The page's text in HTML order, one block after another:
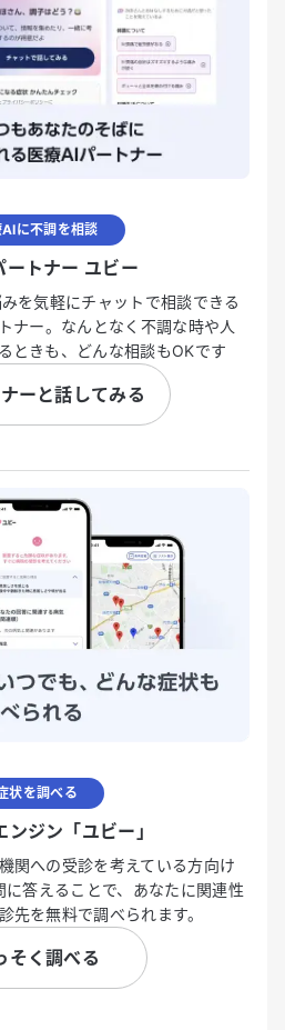
に不調を相談
ートナー ユビー
を気軽にチャットで相談できる
ナー。なんとなく不調な時や人
ときも、どんな相談もOKです
ーと話してみる
状を調べる
ジン「ユビー」
関への受診を考えている方向け
答えることで、あなたに関連性
先を無料で調べられます。
そく調べる